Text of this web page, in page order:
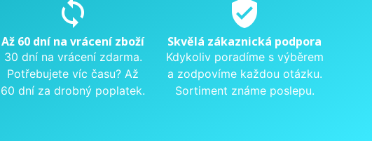
sync
Až 60 dní na vrácení zboží
30 dní na vrácení zdarma.
Potřebujete víc času? Až
60 dní za drobný poplatek.
verified_user
Skvělá zákaznická podpora
Kdykoliv poradíme s výběrem
a zodpovíme každou otázku.
Sortiment známe poslepu.